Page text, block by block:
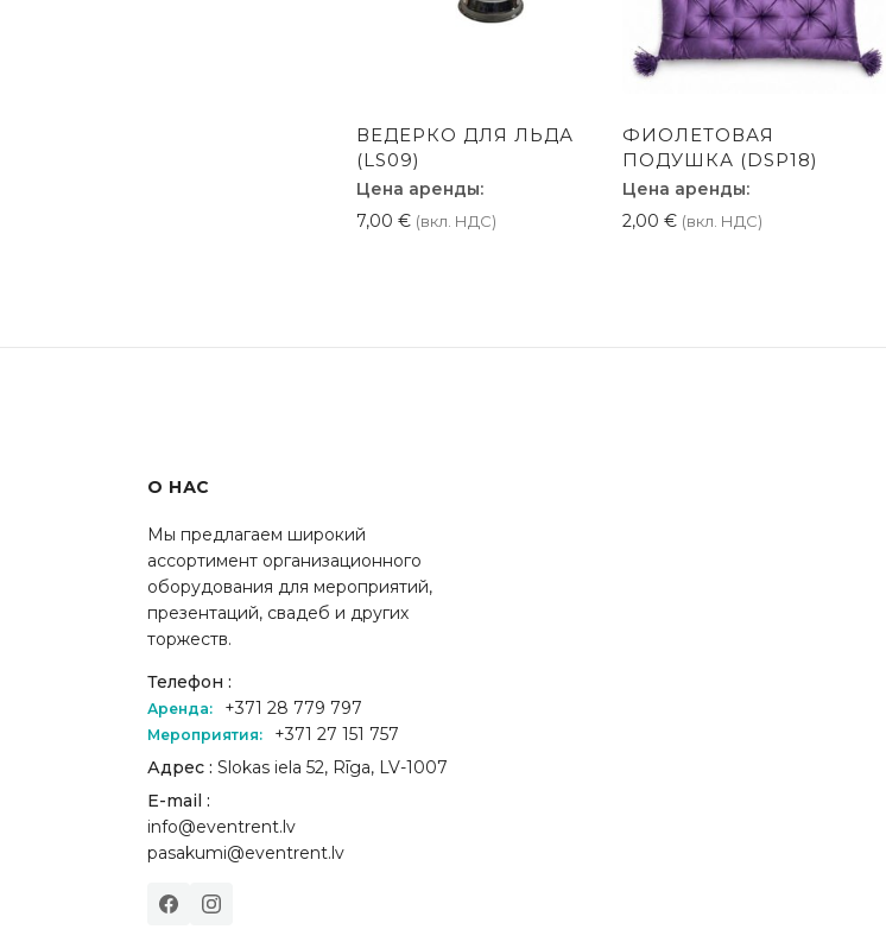
ВЕДЕРКО ДЛЯ ЛЬДА
(LS09)
Цена аренды:
7,00 € (вкл. НДС)
ФИОЛЕТОВАЯ
ПОДУШКА (DSP18)
Цена аренды:
2,00 € (вкл. НДС)
О НАС
Мы предлагаем широкий
ассортимент организационного
оборудования для мероприятий,
презентаций, свадеб и других
торжеств.
Телефон :
Аренда: +371 28 779 797
Мероприятия:
+371 27 151 757
Адрес : Slokas iela 52, Rīga, LV-1007
E-mail :
info@eventrent.lv
pasakumi@eventrent.lv